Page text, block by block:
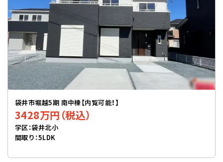
袋井市堀越5期 南中棟【内覧可能！】
3428万円（税込）
学区：袋井北小
間取り：5LDK